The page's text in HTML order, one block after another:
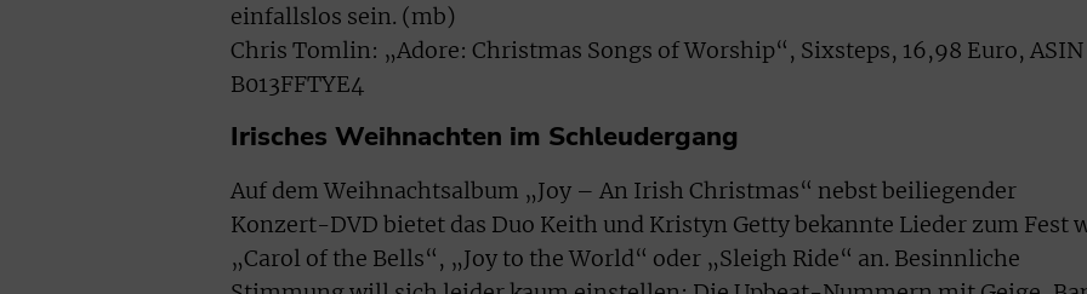
einfallslos sein. (mb)
Chris Tomlin: „Adore: Christmas Songs of Worship“, Sixsteps, 16,98 Euro, ASIN
B013FFTYE4
Irisches Weihnachten im Schleudergang
Auf dem Weihnachtsalbum „Joy – An Irish Christmas“ nebst beiliegender
Konzert-DVD bietet das Duo Keith und Kristyn Getty bekannte Lieder zum Fest
„Carol of the Bells“, „Joy to the World“ oder „Sleigh Ride“ an. Besinnliche